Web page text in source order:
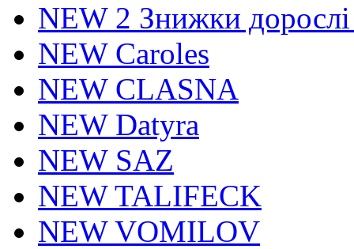
NEW 2 Знижки
NEW Caroles
NEW CLASNA
NEW Datyra
NEW SAZ
NEW TALIFECK
NEW VOMILOV